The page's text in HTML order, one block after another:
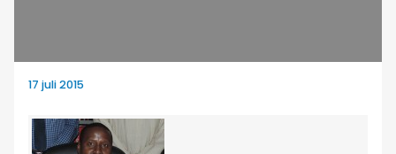
17 juli 2015